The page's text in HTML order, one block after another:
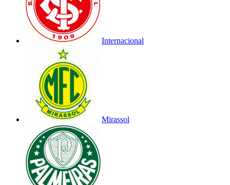
Internacional
Mirassol